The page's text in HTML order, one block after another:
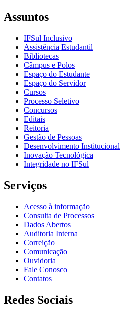
Assuntos
IFSul Inclusivo
Assistência Estudantil
Bibliotecas
Câmpus e Polos
Espaço do Estudante
Espaço do Servidor
Cursos
Processo Seletivo
Concursos
Editais
Reitoria
Gestão de Pessoas
Desenvolvimento Institucional
Inovação Tecnológica
Integridade no IFSul
Serviços
Acesso à informação
Consulta de Processos
Dados Abertos
Auditoria Interna
Correição
Comunicação
Ouvidoria
Fale Conosco
Contatos
Redes Sociais